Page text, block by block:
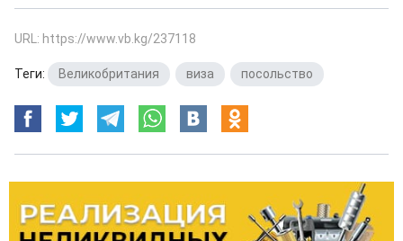
URL: https://www.vb.kg/237118
Теги: Великобритания виза посольство